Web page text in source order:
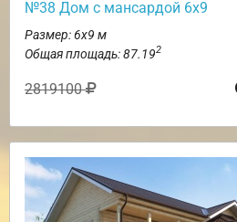
№38 Дом с мансардой 6х9
Размер: 6х9 м
Общая площадь: 87.192
2819100